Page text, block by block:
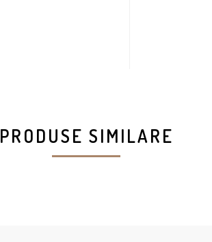
PRODUSE SIMILARE